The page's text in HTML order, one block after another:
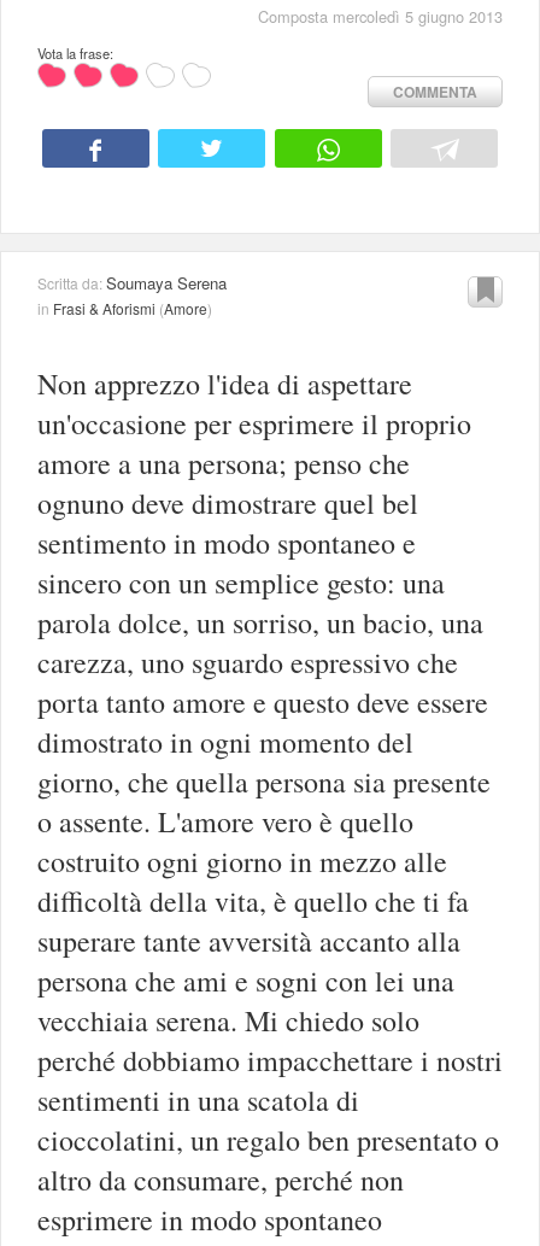
Composta mercoledì 5 giugno 2013
Vota la frase:
COMMENTA
Scritta da:Soumaya Serena
in Frasi & Aforismi (Amore)
Non apprezzo l'idea di aspettare
un'occasione per esprimere il proprio
amore a una persona; penso che
ognuno deve dimostrare quel bel
sentimento in modo spontaneo e
sincero con un semplice gesto: una
parola dolce, un sorriso, un bacio, una
carezza, uno sguardo espressivo che
porta tanto amore e questo deve essere
dimostrato in ogni momento del
giorno, che quella persona sia presente
o assente. L'amore vero è quello
costruito ogni giorno in mezzo alle
difficoltà della vita, è quello che ti fa
superare tante avversità accanto alla
persona che ami e sogni con lei una
vecchiaia serena. Mi chiedo solo
perché dobbiamo impacchettare i nostri
sentimenti in una scatola di
cioccolatini, un regalo ben presentato o
altro da consumare, perché non
esprimere in modo spontaneo